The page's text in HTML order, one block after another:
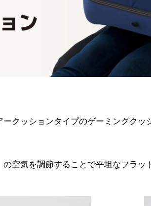
クッションタイプのゲーミングクッ
空気を調節することで平坦なフラ